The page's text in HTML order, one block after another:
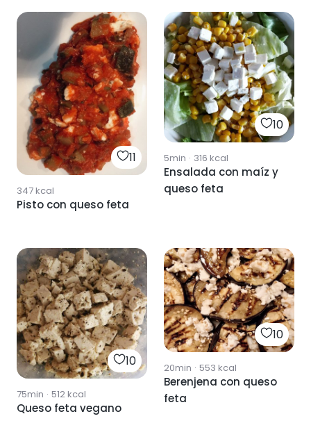
11
347kcal
Pisto con queso feta
10
5min · 316 kcal
Ensalada con maíz y
queso feta
10
75min · 512kcal
Queso feta vegano
10
20min · 553 kcal
Berenjena con queso
feta